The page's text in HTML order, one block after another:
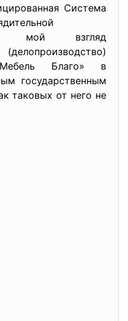
Система
мой взгляд
Благо» в
государственным
таковых от него не